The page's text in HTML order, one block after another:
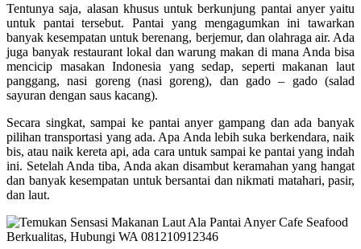
Tentunya saja, alasan khusus untuk berkunjung pantai anyer yaitu
untuk pantai tersebut. Pantai yang mengagumkan ini tawarkan
banyak kesempatan untuk berenang, berjemur, dan olahraga air. Ada
juga banyak restaurant lokal dan warung makan di mana Anda bisa
mencicip masakan Indonesia yang sedap, seperti makanan laut
panggang, nasi goreng (nasi goreng), dan gado – gado (salad
sayuran dengan saus kacang).
Secara singkat, sampai ke pantai anyer gampang dan ada banyak
pilihan transportasi yang ada. Apa Anda lebih suka berkendara, naik
bis, atau naik kereta api, ada cara untuk sampai ke pantai yang indah
ini. Setelah Anda tiba, Anda akan disambut keramahan yang hangat
dan banyak kesempatan untuk bersantai dan nikmati matahari, pasir,
dan laut.